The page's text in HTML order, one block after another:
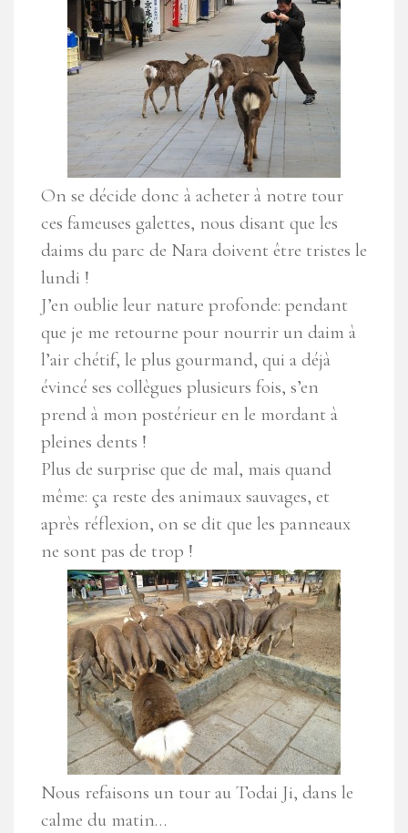
On se décide donc à acheter à notre tour
ces fameuses galettes, nous disant que les
daims du parc de Nara doivent être tristes le
lundi !
J’en oublie leur nature profonde: pendant
que je me retourne pour nourrir un daim à
l’air chétif, le plus gourmand, qui a déjà
évincé ses collègues plusieurs fois, s’en
prend à mon postérieur en le mordant à
pleines dents !
Plus de surprise que de mal, mais quand
même: ça reste des animaux sauvages, et
après réflexion, on se dit que les panneaux
ne sont pas de trop !
Nous refaisons un tour au Todai Ji, dans le
calme du matin…